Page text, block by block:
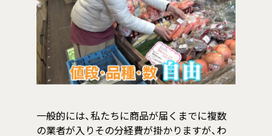
一般的には、私たちに商品が届くまでに複数
の業者が入りその分経費が掛かりますが、わ